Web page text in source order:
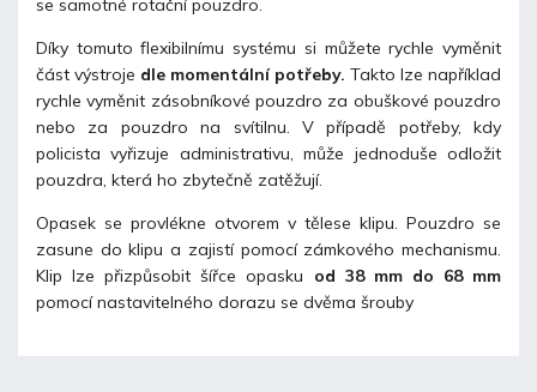
se samotné rotační pouzdro.
Díky tomuto flexibilnímu systému si můžete rychle vyměnit
část výstroje dle momentální potřeby. Takto lze například
rychle vyměnit zásobníkové pouzdro za obuškové pouzdro
nebo za pouzdro na svítilnu. V případě potřeby, kdy
policista vyřizuje administrativu, může jednoduše odložit
pouzdra, která ho zbytečně zatěžují.
Opasek se provlékne otvorem v tělese klipu. Pouzdro se
zasune do klipu a zajistí pomocí zámkového mechanismu.
Klip lze přizpůsobit šířce opasku od 38 mm do 68 mm
pomocí nastavitelného dorazu se dvěma šrouby